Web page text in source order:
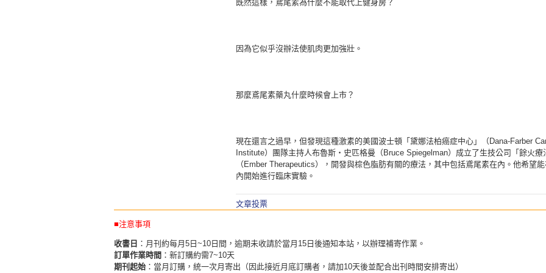
既然這樣，鳶尾素為什麼不能取代上健身房？
因為它似乎沒辦法使肌肉更加強壯。
那麼鳶尾素藥丸什麼時候會上市？
現在還言之過早，但發現這種激素的美國波士頓「黛娜法柏癌症中心」（Dana-Farber
Institute）團隊主持人布魯斯‧史匹格曼（Bruce Spiegelman）成立了生技公司「餘火療
（Ember Therapeutics），開發與棕色脂肪有關的療法，其中包括鳶尾素在內。他希望
內開始進行臨床實驗。
文章投票
■注意事項
收書日 ：月刊約每月5日~10日間，逾期未收請於當月15日後通知本站，以辦理補寄作業。
訂單作業時間 ：新訂購約需7~10天
期刊起始 ：當月訂購，統一次月寄出（因此接近月底訂購者，請加10天後並配合出刊時間安排寄出）